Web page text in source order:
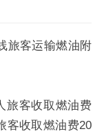
旅客运输燃油附
旅客收取燃油费
客收取燃油费20